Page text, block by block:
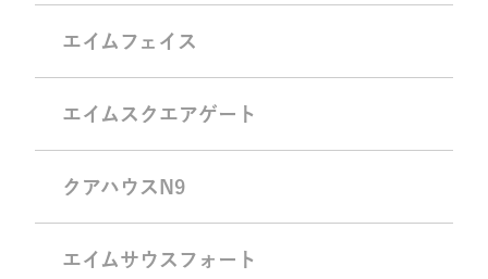
エイムフェイス
エイムスクエアゲート
クアハウスN9
エイムサウスフォート